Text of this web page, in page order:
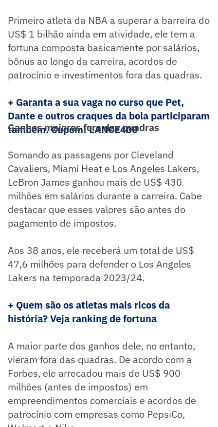
Primeiro atleta da NBA a superar a barreira do
US$ 1 bilhão ainda em atividade, ele tem a
fortuna composta basicamente por salários,
bônus ao longo da carreira, acordos de
patrocínio e investimentos fora das quadras.
+ Garanta a sua vaga no curso que Pet,
Dante e outros craques da bola participaram
também. Cupom: LANCE400
Ganhos maiores fora das quadras
Somando as passagens por Cleveland
Cavaliers, Miami Heat e Los Angeles Lakers,
LeBron James ganhou mais de US$ 430
milhões em salários durante a carreira. Cabe
destacar que esses valores são antes do
pagamento de impostos.
Aos 38 anos, ele receberá um total de US$
47,6 milhões para defender o Los Angeles
Lakers na temporada 2023/24.
+ Quem são os atletas mais ricos da
história? Veja ranking de fortuna
A maior parte dos ganhos dele, no entanto,
vieram fora das quadras. De acordo com a
Forbes, ele arrecadou mais de US$ 900
milhões (antes de impostos) em
empreendimentos comerciais e acordos de
patrocínio com empresas como PepsiCo,